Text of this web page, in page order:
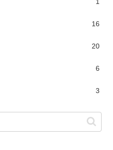
1
16
20
6
3